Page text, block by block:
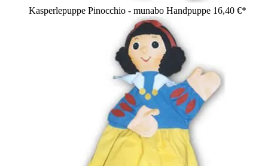
Kasperlepuppe Pinocchio - munabo Handpuppe 16,40 €*